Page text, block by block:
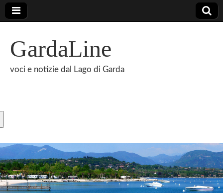
GardaLine
voci e notizie dal Lago di Garda